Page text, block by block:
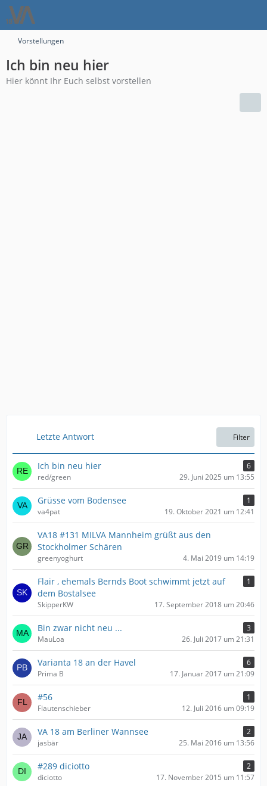
Vorstellungen
Ich bin neu hier
Hier könnt Ihr Euch selbst vorstellen
Letzte Antwort Filter
Ich bin neu hier
6
red/green
29. Juni 2025 um 13:55
Grüsse vom Bodensee
1
va4pat
19. Oktober 2021 um 12:41
VA18 #131 MILVA Mannheim grüßt aus den
Stockholmer Schären
greenyoghurt 4. Mai 2019 um 14:19
Flair , ehemals Bernds Boot schwimmt jetzt auf
dem Bostalsee
1
SkipperKW 17. September 2018 um 20:46
Bin zwar nicht neu ...
3
MauLoa
26. Juli 2017 um 21:31
Varianta 18 an der Havel
6
Prima B
17. Januar 2017 um 21:09
#56
1
Flautenschieber
12. Juli 2016 um 09:19
VA 18 am Berliner Wannsee
2
jasbär
25. Mai 2016 um 13:56
#289 diciotto
2
diciotto
17. November 2015 um 11:57